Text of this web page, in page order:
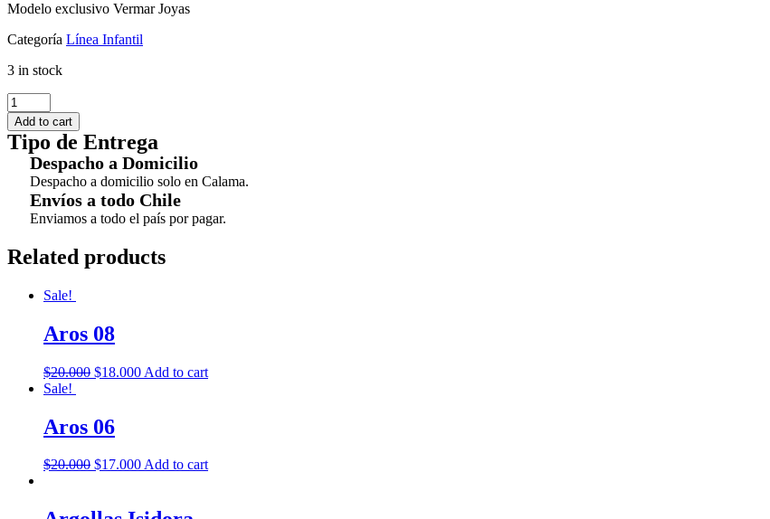
Modelo exclusivo Vermar Joyas
Categoría Línea Infantil
3 in stock
Aros
Tope
22
quantity
Add to cart
Tipo de Entrega
Despacho a Domicilio
Despacho a domicilio solo en Calama.
Envíos a todo Chile
Enviamos a todo el país por pagar.
Related products
Sale!
Aros 08
$20.000 $18.000 Add to cart
Sale!
Aros 06
$20.000 $17.000Add to cart